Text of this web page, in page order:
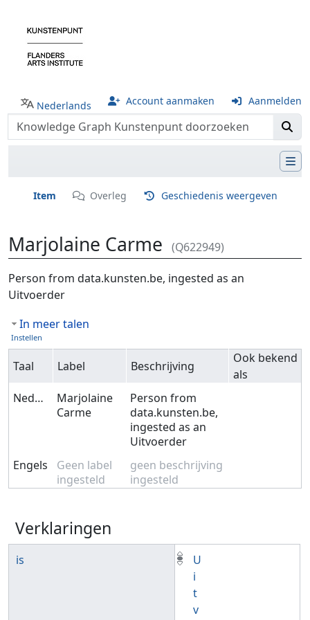
Nederlands Account aanmaken Aanmelden
Item Overleg Geschiedenis weergeven
Marjolaine Carme (Q622949)
Ga naar:navigatie,zoeken
Person from data.kunsten.be, ingested as an
Uitvoerder
In meer talen
Instellen
Taal Label Beschrijving
Ook bekend
als
Nederlands
Marjolaine
Carme
Person from
data.kunsten.be,
ingested as an
Uitvoerder
Engels
Geen label
ingesteld
geen beschrijving
ingesteld
Verklaringen
is
U
i
t
v